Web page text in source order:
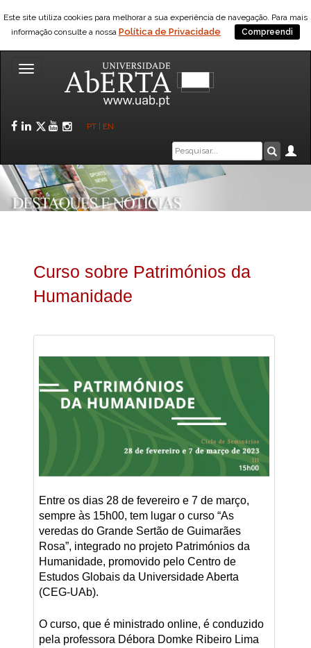
Este site utiliza cookies para melhorar a sua experiência de navegação. Para mais
informação consulte a nossa Política de Privacidade Compreendi
Toggle
Facebook
LinkedIn
Twitter
YouTube
Instagram
PT EN
Caixa
de
pesquisa
Curso sobre Patrimónios da
Humanidade
Entre os dias 28 de fevereiro e 7 de março,
sempre às 15h00, tem lugar o curso “As
veredas do Grande Sertão de Guimarães
Rosa”, integrado no projeto Patrimónios da
Humanidade, promovido pelo Centro de
Estudos Globais da Universidade Aberta
(CEG-UAb).
O curso, que é ministrado online, é conduzido
pela professora Débora Domke Ribeiro Lima